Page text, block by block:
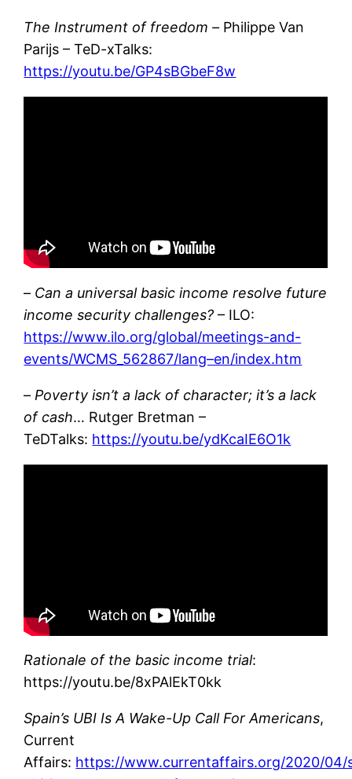
The Instrument of freedom – Philippe Van
Parijs – TeD-xTalks:
https://youtu.be/GP4sBGbeF8w
– Can a universal basic income resolve future
income security challenges? – ILO:
https://www.ilo.org/global/meetings-and-
events/WCMS_562867/lang–en/index.htm
– Poverty isn’t a lack of character; it’s a lack
of cash… Rutger Bretman –
TeDTalks: https://youtu.be/ydKcaIE6O1k
Rationale of the basic income trial:
https://youtu.be/8xPAlEkT0kk
Spain’s UBI Is A Wake-Up Call For Americans,
Current
Affairs: https://www.currentaffairs.org/2020/04/